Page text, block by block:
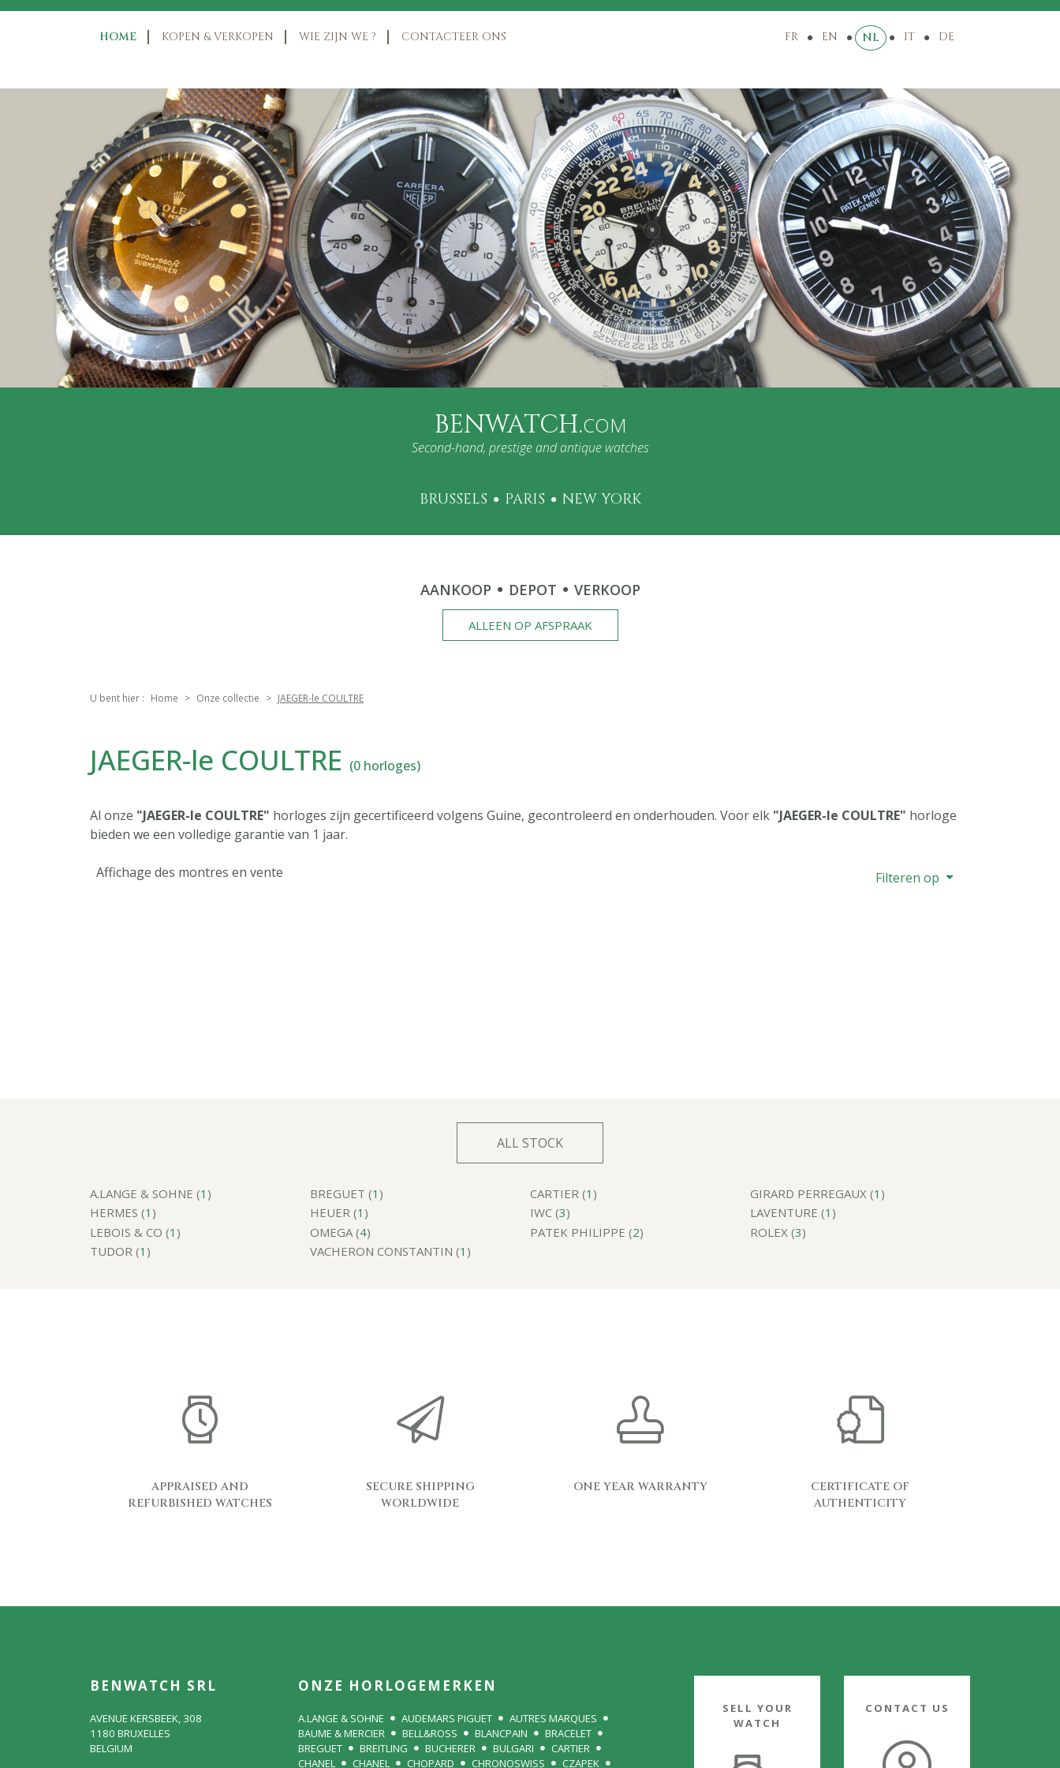
HOME KOPEN & VERKOPEN WIE ZIJN WE ? CONTACTEER ONS FR EN NL IT DE
BENWATCH.COM
Second-hand, prestige and antique watches
BRUSSELS PARIS NEW YORK
AANKOOP DEPOT VERKOOP
ALLEEN OP AFSPRAAK
U bent hier : Home Onze collectie JAEGER-le COULTRE
JAEGER-le COULTRE (0 horloges)
Al onze "JAEGER-le COULTRE" horloges zijn gecertificeerd volgens Guine, gecontroleerd en onderhouden. Voor elk "JAEGER-le COULTRE" horloge
bieden we een volledige garantie van 1 jaar.
Affichage des montres en vente Filteren op
ALL STOCK
A.LANGE & SOHNE (1 ) BREGUET (1 ) CARTIER (1 ) GIRARD PERREGAUX (1 )
HERMES (1 ) HEUER (1 ) IWC (3) LAVENTURE (1 )
LEBOIS & CO (1 ) OMEGA (4) PATEK PHILIPPE (2) ROLEX (3)
TUDOR (1 ) VACHERON CONSTANTIN (1 )
APPRAISED AND
REFURBISHED WATCHES
SECURE SHIPPING
WORLDWIDE
ONE YEAR WARRANTY
CERTIFICATE OF
AUTHENTICITY
BENWATCH SRL
AVENUE KERSBEEK, 308
1180 BRUXELLES
BELGIUM
ONZE HORLOGEMERKEN
A.LANGE & SOHNE AUDEMARS PIGUET
AUTRES MARQUES
BAUME & MERCIER
BELL&ROSS BLANCPAIN
BRACELET
BREGUET
BREITLING BUCHERER BULGARI
CARTIER
CHANEL
CHANEL CHOPARD CHRONOSWISS CZAPEK
SELL YOUR
WATCH
CONTACT US